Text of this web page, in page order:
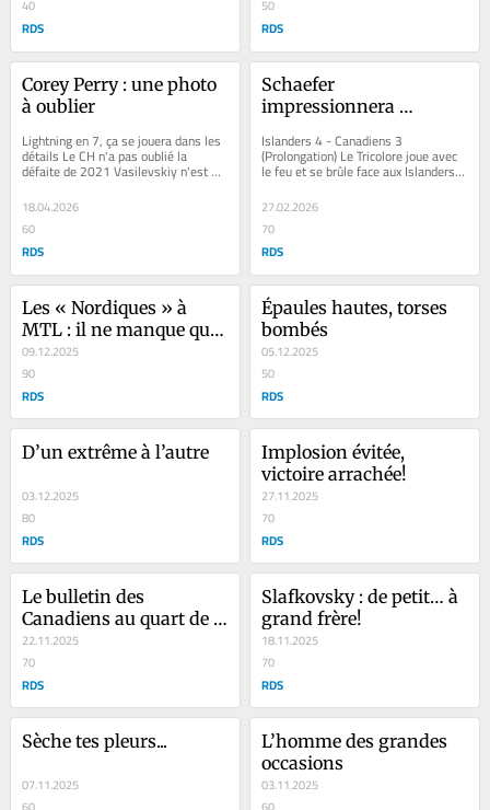
40
RDS
50
RDS
Corey Perry : une photo
à oublier
Lightning en 7, ça se jouera dans les
détails Le CH n'a pas oublié la
défaite de 2021 Vasilevskiy n'est
plus aussi invincible en séries...
18.04.2026
60
RDS
Schaefer
impressionnera
Islanders 4 - Canadiens 3
(Prolongation) Le Tricolore joue avec
le feu et se brûle face aux Islanders «
27.02.2026
70
RDS
Les « Nordiques » à
MTL : il ne manque que
le feu vert de la LNH
09.12.2025
90
RDS
Épaules hautes, torses
bombés
05.12.2025
50
RDS
D’un extrême à l’autre
03.12.2025
80
RDS
Implosion évitée,
victoire arrachée!
27.11.2025
70
RDS
Le bulletin des
Canadiens au quart de
la saison
22.11.2025
70
RDS
Slafkovsky : de petit… à
grand frère!
18.11.2025
70
RDS
Sèche tes pleurs...
07.11.2025
L’homme des grandes
occasions
03.11.2025